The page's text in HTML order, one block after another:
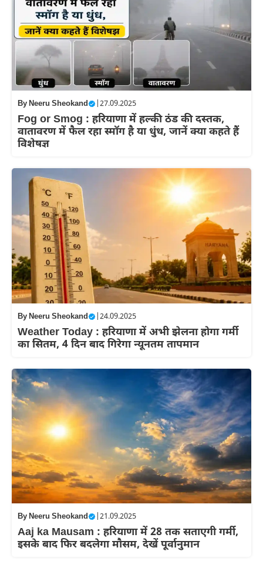
ByNeeru Sheokand 27.09.2025
Fog or Smog : हरियाणा में हल्की ठंड की दस्तक,
वातावरण में फैल रहा स्मॉग है या धुंध, जानें क्या कहते हैं
विशेषज्ञ
ByNeeru Sheokand 24.09.2025
Weather Today : हरियाणा में अभी झेलना होगा गर्मी
का सितम, 4 दिन बाद गिरेगा न्यूनतम तापमान
ByNeeru Sheokand 21.09.2025
Aaj ka Mausam : हरियाणा में 28 तक सताएगी गर्मी,
इसके बाद फिर बदलेगा मौसम, देखें पूर्वानुमान